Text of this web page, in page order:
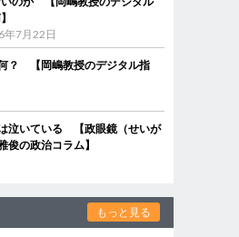
年7月22日
？ 【岡嶋教授のデジタル指
泣いている 【政眼鏡（せいが
俊の政治コラム】
もっと見る